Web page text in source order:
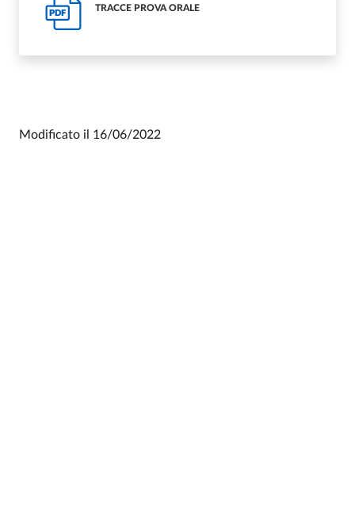
PDF
TRACCE PROVA ORALE
Modificato il 16/06/2022